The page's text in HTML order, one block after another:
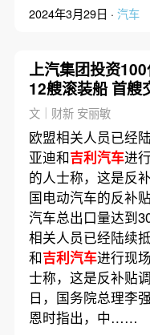
2024年3月29日 · 汽车
上汽集团投资
12艘滚装船 首艘
向欧洲｜出海·汽车
文｜财新 安丽敏
欧盟相关人员已经
亚迪和吉利汽车进
的人士称，这是反
国电动汽车的反补
汽车总出口量达到
相关人员已经陆续
和吉利汽车进行现
士称，这是反补贴
日，国务院总理李
恩时指出，中……